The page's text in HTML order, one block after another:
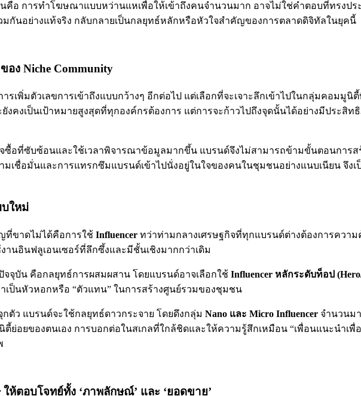
คือ การทำโฆษณาแบบหว่านแหเพื่อให้เข้าถึงคนจำนวนมาก อาจไม่ใช่คำตอบที่ทรงป
กันอย่างแท้จริง กลับกลายเป็นกลยุทธ์หลักหรือหัวใจสำคัญของการตลาดดิจิทัลในยุคนี้
ง Niche Community
รเพิ่มตัวเลขการเข้าถึงแบบกว้างๆ อีกต่อไป แต่เลือกที่จะเจาะลึกเข้าไปในกลุ่มคอมมู
ะยังคงเป็นเป้าหมายสูงสุดที่ทุกองค์กรต้องการ แต่การจะก้าวไปถึงจุดนั้นได้อย่างมีประสิ
อที่ซับซ้อนและใช้เวลาพิจารณาข้อมูลมากขึ้น แบรนด์จึงไม่สามารถข้ามขั้นตอนการส
มเชื่อมั่นและการแทรกซึมแบรนด์เข้าไปนั่งอยู่ในใจของคนในชุมชนอย่างแนบเนียน จึ
บใหม่
ญที่ขาดไม่ได้คือการใช้ Influencer ทว่าท่ามกลางเศรษฐกิจที่ทุกแบรนด์ต่างต้องการควา
านอินฟลูเอนเซอร์ที่ลึกซึ้งและมีชั้นเชิงมากกว่าเดิม
จจุบัน คือกลยุทธ์การผสมผสาน โดยแบรนด์อาจเลือกใช้ Influencer หลักระดับท็อป
เป็นหัวหอกหรือ “ตัวแทน” ในการสร้างศูนย์รวมของชุมชน
ตัว แบรนด์จะใช้กลยุทธ์ดาวกระจาย โดยดึงกลุ่ม Nano และ Micro Influencer จำนวนม
อยของตนเอง การบอกต่อในสเกลที่ใกล้ชิดและให้ความรู้สึกเหมือน “เพื่อนแนะนำเพื่
ห้ตอบโจทย์ทั้ง ‘ภาพลักษณ์’ และ ‘ยอดขาย’